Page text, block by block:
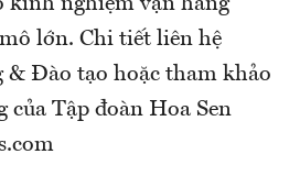
kinh nghiệm vận hàng
lớn. Chi tiết liên hệ
& Đào tạo hoặc tham khảo
của Tập đoàn Hoa Sen